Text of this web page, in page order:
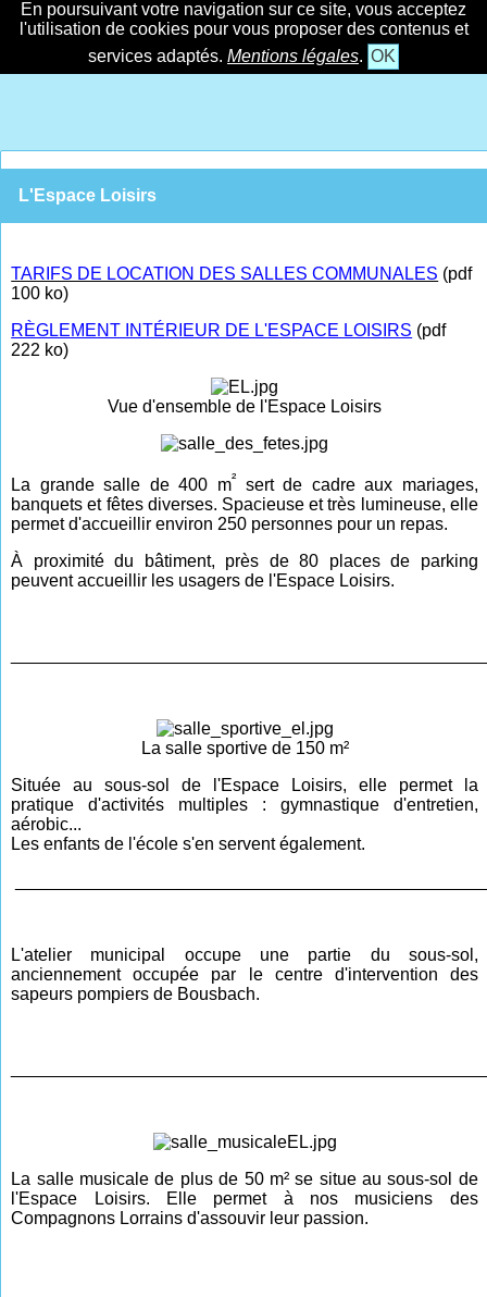
En poursuivant votre navigation sur ce site, vous acceptez
l'utilisation de cookies pour vous proposer des contenus et
services adaptés. Mentions légales. OK
L'Espace Loisirs
TARIFS DE LOCATION DES SALLES COMMUNALES (pdf
100 ko)
RÈGLEMENT INTÉRIEUR DE L'ESPACE LOISIRS (pdf
222 ko)
Vue d'ensemble de l'Espace Loisirs
La grande salle de 400 m² sert de cadre aux mariages,
banquets et fêtes diverses. Spacieuse et très lumineuse, elle
permet d'accueillir environ 250 personnes pour un repas.
À proximité du bâtiment, près de 80 places de parking
peuvent accueillir les usagers de l'Espace Loisirs.
La salle sportive de 150 m²
Située au sous-sol de l'Espace Loisirs, elle permet la
pratique d'activités multiples : gymnastique d'entretien,
aérobic...
Les enfants de l'école s'en servent également.
L'atelier municipal occupe une partie du sous-sol,
anciennement occupée par le centre d'intervention des
sapeurs pompiers de Bousbach.
La salle musicale de plus de 50 m² se situe au sous-sol de
l'Espace Loisirs. Elle permet à nos musiciens des
Compagnons Lorrains d'assouvir leur passion.